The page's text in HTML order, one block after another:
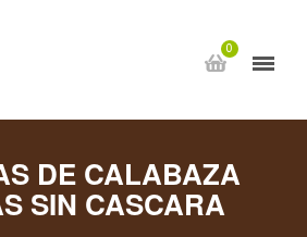
0
DE CALABAZA
SIN CASCARA